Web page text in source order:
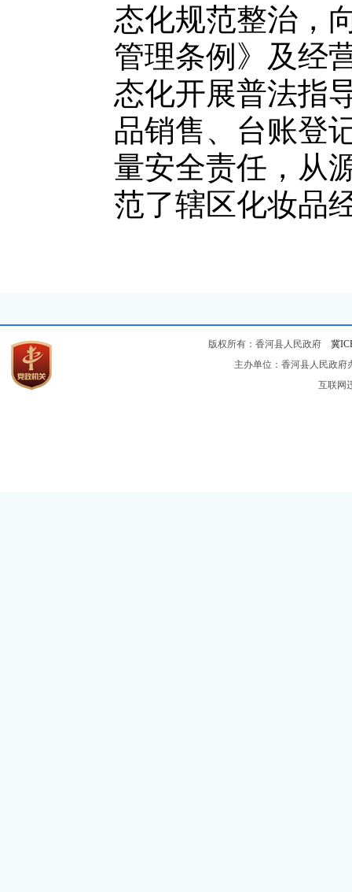
态化规范整治，
管理条例》及经
态化开展普法指
品销售、台账登
量安全责任，从
范了辖区化妆品
版权所有：香河县人民政府 冀
主办单位：香河县人民政
互联网